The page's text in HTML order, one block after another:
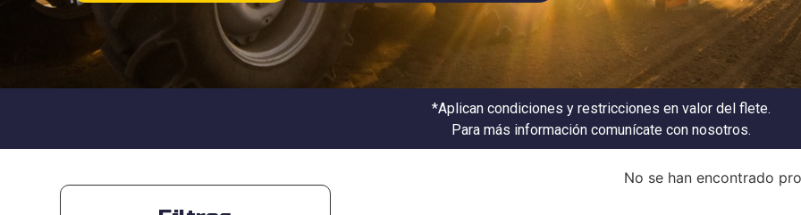
*Aplican condiciones y restricciones en valor del flete.
Para más información comunícate con nosotros.
No se han encontrado